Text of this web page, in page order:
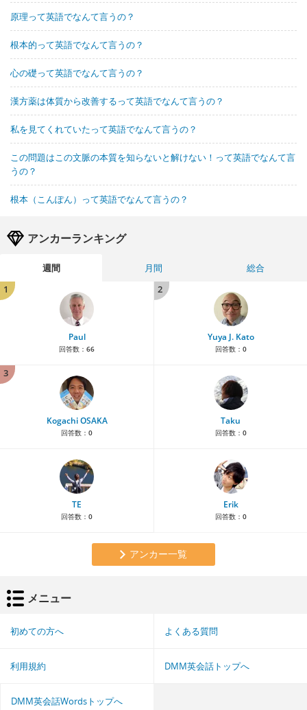
原理って英語でなんて言うの？
根本的って英語でなんて言うの？
心の礎って英語でなんて言うの？
漢方薬は体質から改善するって英語でなんて言うの？
私を見てくれていたって英語でなんて言うの？
この問題はこの文脈の本質を知らないと解けない！って英語でなんて言
うの？
根本（こんぽん）って英語でなんて言うの？
アンカーランキング
週間 月間
総合
1
Paul
回答数： 66
2
Yuya J. Kato
回答数： 0
3
Kogachi OSAKA
回答数： 0
Taku
回答数： 0
TE
回答数： 0
Erik
回答数： 0
アンカー一覧
メニュー
初めての方へ よくある質問
利用規約 DMM英会話トップへ
DMM英会話Wordsトップへ